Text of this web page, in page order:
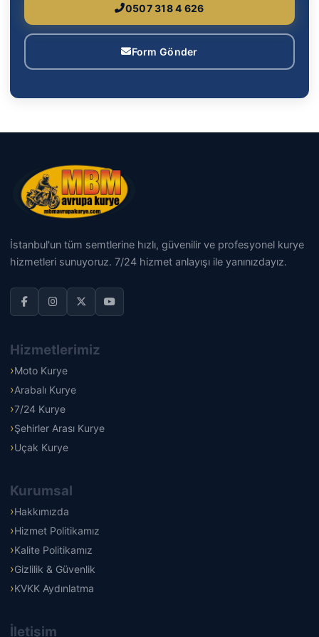
0507 318 4 626
Form Gönder
İstanbul'un tüm semtlerine hızlı, güvenilir ve profesyonel kurye
hizmetleri sunuyoruz. 7/24 hizmet anlayışı ile yanınızdayız.
Hizmetlerimiz
Moto Kurye
Arabalı Kurye
7/24 Kurye
Şehirler Arası Kurye
Uçak Kurye
Kurumsal
Hakkımızda
Hizmet Politikamız
Kalite Politikamız
Gizlilik & Güvenlik
KVKK Aydınlatma
İletişim